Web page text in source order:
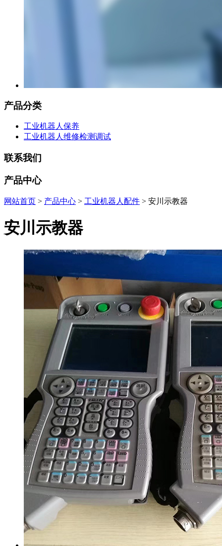
产品分类
工业机器人保养
工业机器人维修检测调试
联系我们
产品中心
网站首页 > 产品中心 > 工业机器人配件 > 安川示教器
安川示教器